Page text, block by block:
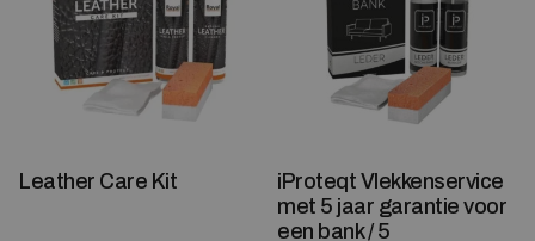
Leather Care Kit
iProteqt Vlekkenservice
met 5 jaar garantie voor
een bank / 5